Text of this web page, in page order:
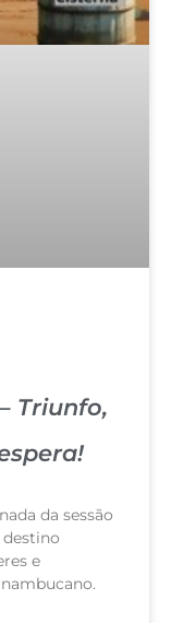
Triunfo,
da sessão
destino
e